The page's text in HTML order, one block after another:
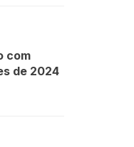
com
de 2024